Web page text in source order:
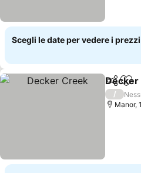
Scegli le date per vedere i
/
Manor,